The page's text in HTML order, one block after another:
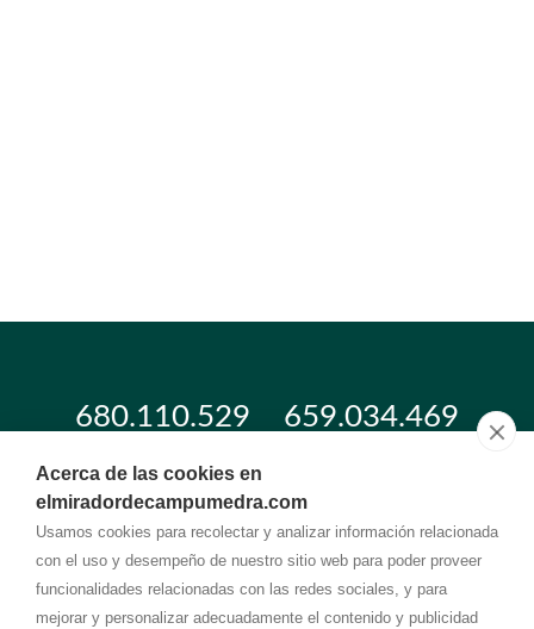
Acerca de las cookies en
elmiradordecampumedra.com
Usamos cookies para recolectar y analizar información relacionada
con el uso y desempeño de nuestro sitio web para poder proveer
funcionalidades relacionadas con las redes sociales, y para
mejorar y personalizar adecuadamente el contenido y publicidad
680.110.529 659.034.469
miradorcampumedra@
C/ Maluque nº 41
42414- Vadillo (Soria)
EL MIRADOR DE CAMPUMEDRA-Aviso legal-